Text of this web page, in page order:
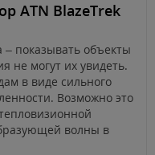
ATN BlazeTrek
показывать объекты
не могут их увидеть.
в виде сильного
Возможно это
волны в